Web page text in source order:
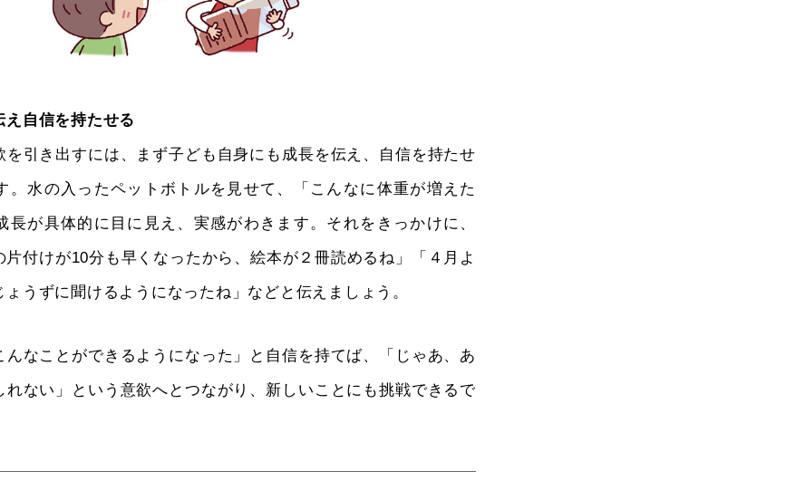
自信を持たせる
を引き出すには、まず子ども自身にも成長を伝え、自信を持たせ
。水の入ったペットボトルを見せて、「こんなに体重が増えた
長が具体的に目に見え、実感がわきます。それをきっかけに、
片付けが10分も早くなったから、絵本が２冊読めるね」「４月よ
ょうずに聞けるようになったね」などと伝えましょう。
んなことができるようになった」と自信を持てば、「じゃあ、あ
れない」という意欲へとつながり、新しいことにも挑戦できるで